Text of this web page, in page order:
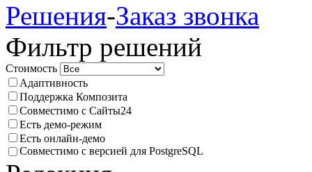
Решения-Заказ звонка
Фильтр решений
Стоимость
Адаптивность
Поддержка Композита
Совместимо с Сайты24
Есть демо-режим
Есть онлайн-демо
Совместимо с версией для PostgreSQL